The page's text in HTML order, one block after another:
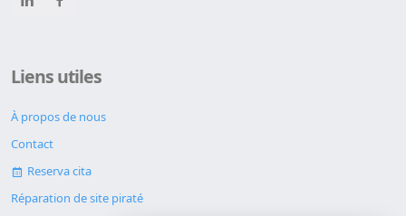
Liens utiles
À propos de nous
Contact
Reserva cita
Réparation de site piraté